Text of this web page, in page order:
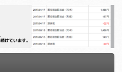
ディング